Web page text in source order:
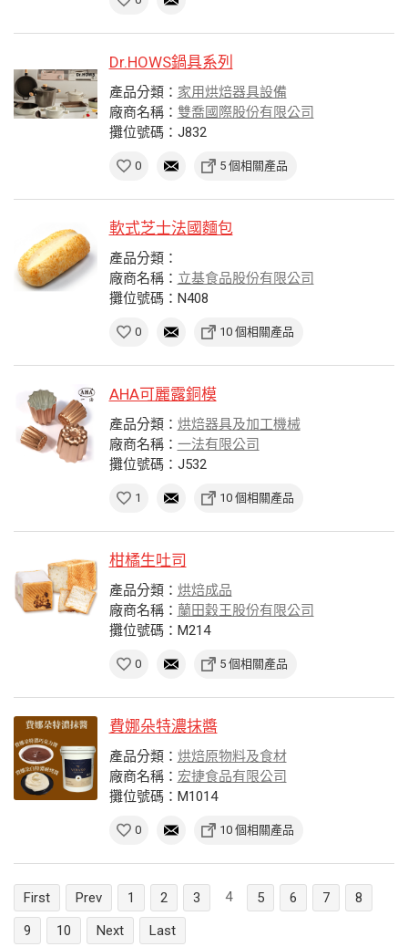
Dr.HOWS鍋具系列
產品分類： 家用烘焙器具設備
廠商名稱： 雙喬國際股份有限公司
攤位號碼：J832
0 5 個相關產品
軟式芝士法國麵包
產品分類：
廠商名稱： 立基食品股份有限公司
攤位號碼：N408
0 10 個相關產品
AHA可麗露銅模
產品分類： 烘焙器具及加工機械
廠商名稱： 一法有限公司
攤位號碼：J532
1 10 個相關產品
柑橘生吐司
產品分類： 烘焙成品
廠商名稱： 蘭田穀王股份有限公司
攤位號碼：M214
0 5 個相關產品
費娜朵特濃抹醬
產品分類： 烘焙原物料及食材
廠商名稱： 宏捷食品有限公司
攤位號碼：M1014
0 10 個相關產品
First Prev 1 2 3 4 5 6 7
8
9
10 Next Last